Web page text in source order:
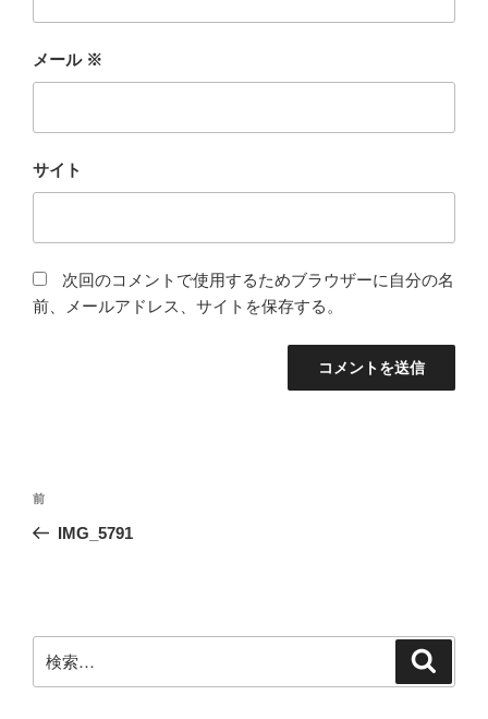
メール ※
サイト
次回のコメントで使用するためブラウザーに自分の名
前、メールアドレス、サイトを保存する。
投
ナ
ー
シ
前
の
前
IMG_5791
索: